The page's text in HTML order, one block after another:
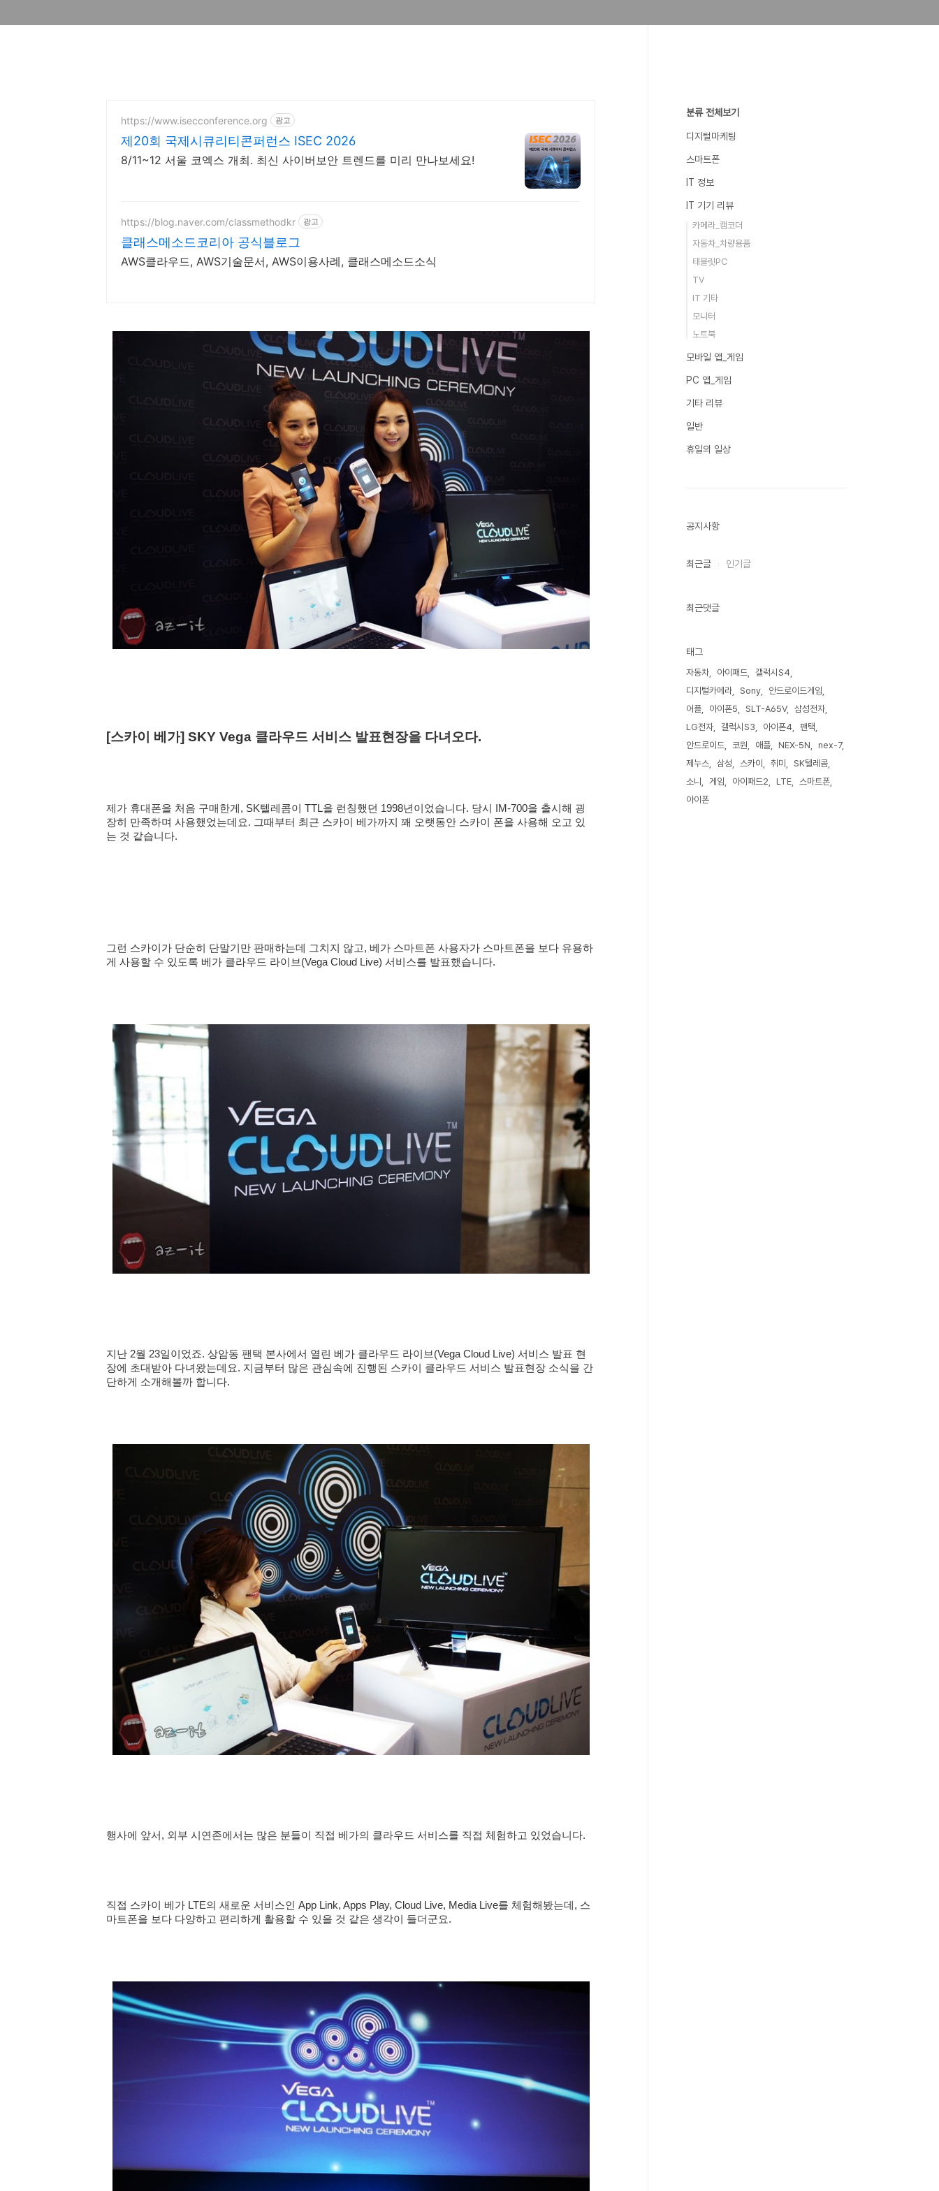
https://www.isecconference.org 광고
제20회 국제시큐리티콘퍼런스 ISEC 2026
8/11~12 서울 코엑스 개최. 최신 사이버보안 트렌드를 미리 만나보세요!
https://blog.naver.com/classmethodkr 광고
클래스메소드코리아 공식블로그
AWS클라우드, AWS기술문서, AWS이용사례, 클래스메소드소식
[스카이 베가] SKY Vega 클라우드 서비스 발표현장을 다녀오다.
제가 휴대폰을 처음 구매한게, SK텔레콤이 TTL을 런칭했던 1998년 이었습니다. 당시 IM-700을 출시해 굉
장히 만족하며 사용했었는데요. 그때부터 최근 스카이 베가까지 꽤 오랫동안 스카이 폰을 사용해 오고 있
는 것 같습니다.
그런 스카이가 단순히 단말기만 판매하는데 그치지 않고, 베가 스마트폰 사용자가 스마트폰을 보다 유용하
게 사용할 수 있도록 베가 클라우드 라이브(Vega Cloud Live) 서비스를 발표했습니다.
지난 2월 23일이었죠. 상암동 팬택 본사에서 열린 베가 클라우드 라이브(Vega Cloud Live) 서비스 발표 현
장에 초대받아 다녀왔는데요. 지금부터 많은 관심속에 진행된 스카이 클라우드 서비스 발표현장 소식을 간
단하게 소개해볼까 합니다.
행사에 앞서, 외부 시연존에서는 많은 분들이 직접 베가의 클라우드 서비스를 직접 체험하고 있었습니다.
직접 스카이 베가 LTE의 새로운 서비스인 App Link, Apps Play, Cloud Live, Media Live를 체험해봤는데, 스
마트폰을 보다 다양하고 편리하게 활용할 수 있을 것 같은 생각이 들더군요.
분류 전체보기
디지털마케팅
스마트폰
IT 정보
IT 기기 리뷰
카메라_캠코더
자동차_차량용품
태블릿PC
TV
IT 기타
모니터
노트북
모바일 앱_게임
PC 앱_게임
기타 리뷰
일반
휴일의 일상
공지사항
최근글 인기글
최근댓글
태그
자동차 아이패드
갤럭시S4
디지털카메라
Sony
안드로이드게임
어플
아이폰5 SLT-A65V
삼성전자
LG전자
갤럭시S3 아이폰4
팬택
안드로이드
코원 애플 NEX-5N
nex-7
제누스
삼성 스카이 취미
SK텔레콤
소니
게임 아이패드2 LTE
스마트폰
아이폰